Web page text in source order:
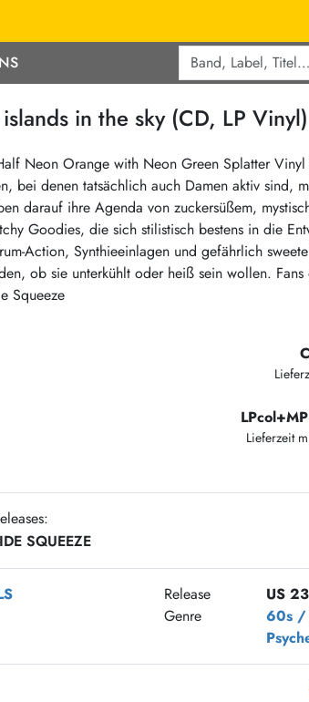
/ New Wave
/ R´n´R
Electronic
Neoklassik
Abstract / Ambient
Electronic Goods
Reggae/Ska
Soul / Exotica / Jazz
Ska
Aktionen
375
in the sky (CD, LP Vinyl)
Neon Orange with Neon Green Splatter Vinyl
bei denen tatsächlich auch Damen aktiv sind,
darauf ihre Agenda von zuckersüßem,
Goodies, die sich stilistisch bestens in die
Action, Synthieeinlagen und gefährlich
ob sie unterkühlt oder heiß sein wollen.
Squeeze
Lieferzeit
SQUEEZE
Release
US 23
Genre 60s /